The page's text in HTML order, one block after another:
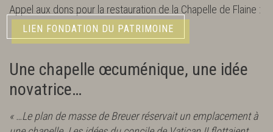
Appel aux dons pour la restauration de la Chapelle de Flaine :
LIEN FONDATION DU PATRIMOINE
Une chapelle œcuménique, une idée
novatrice…
« …Le plan de masse de Breuer réservait un emplacement à